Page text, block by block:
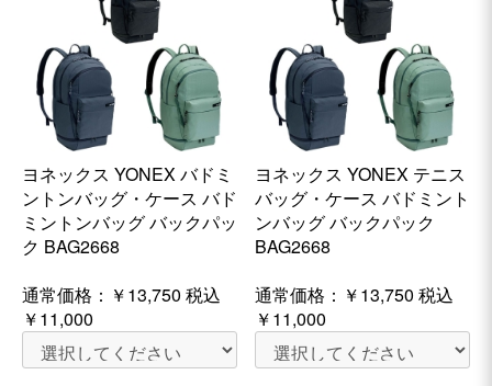
ヨネックス YONEX バドミ
ントンバッグ・ケース バド
ミントンバッグ バックパッ
ク BAG2668
通常価格： ￥13,750 税込
￥11,000
ヨネックス YONEX テニス
バッグ・ケース バドミント
ンバッグ バックパック
BAG2668
通常価格： ￥13,750 税込
￥11,000